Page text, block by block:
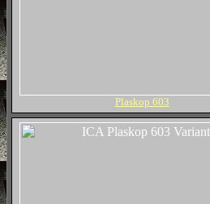
Plaskop 603